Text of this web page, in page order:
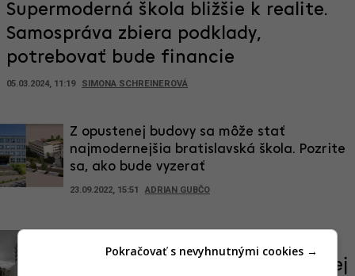
Supermoderná škola bližšie k realite.
Samospráva zbiera podklady,
potrebovať bude financie
05.03.2024, 11:19 SIMONA SCHREINEROVÁ
Z opustenej budovy sa môže stať
najmodernejšia bratislavská škola. Pozrite
sa, ako bude vyzerať
23.09.2022, 15:51 ADRIAN GUBČO
Hlavné mesto odhalilo podobu
nájomného bývania v Záhorskej
Pokračovať s nevyhnutnými cookies →